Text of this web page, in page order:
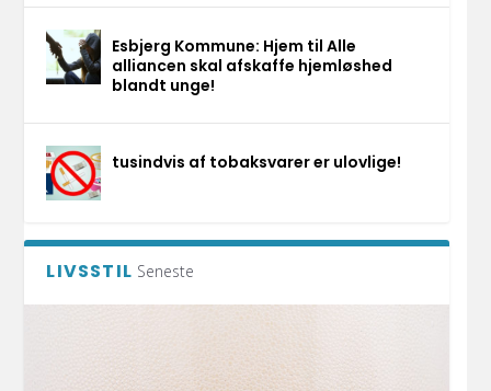
Esbjerg Kommune: Hjem til Alle
alliancen skal afskaffe hjemløshed
blandt unge!
tusindvis af tobaksvarer er ulovlige!
LIVSSTIL Seneste